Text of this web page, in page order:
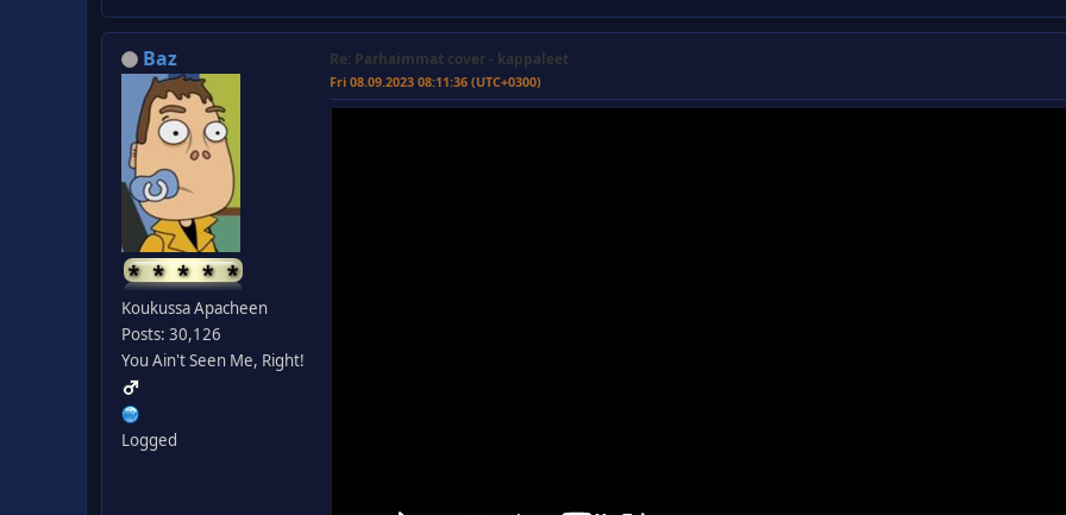
Baz
Koukussa Apacheen
Posts: 30,126
You Ain't Seen Me, Right!
Logged
Re: Parhaimmat cover - kappaleet
Fri 08.09.2023 08:11:36 (UTC+0300)